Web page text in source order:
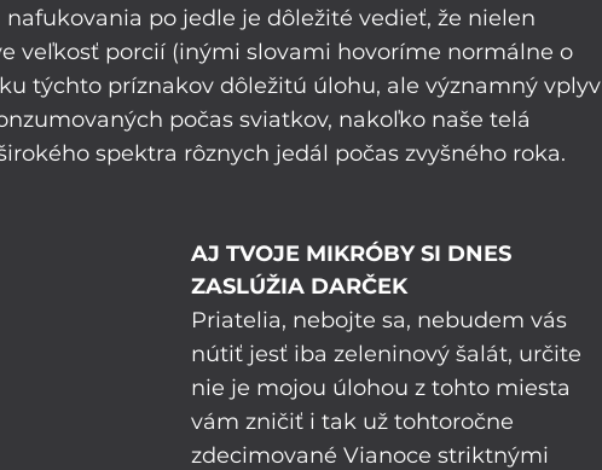
po jedle je dôležité vedieť, že nielen
veľkosť porcií (inými slovami hovoríme normálne o
týchto príznakov dôležitú úlohu, ale významný vplyv
počas sviatkov, nakoľko naše telá
spektra rôznych jedál počas zvyšného roka.
AJ TVOJE MIKRÓBY SI DNES
ZASLÚŽIA DARČEK
Priatelia, nebojte sa, nebudem vás
nútiť jesť iba zeleninový šalát, určite
nie je mojou úlohou z tohto miesta
vám zničiť i tak už tohtoročne
zdecimované Vianoce striktnými